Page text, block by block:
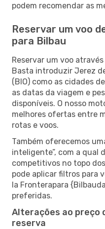
podem recomendar as
Reservar um voo
para Bilbau
Reservar um voo
Basta introduzir Jerez
(BIO) como as cidades
as datas da viagem e
disponíveis. O nosso
melhores ofertas entre
rotas e voos.
Também oferecemos
inteligente”, com a qual
competitivos no topo
pode aplicar filtros para
la Fronterapara
preferidas.
Alterações ao preço
reserva